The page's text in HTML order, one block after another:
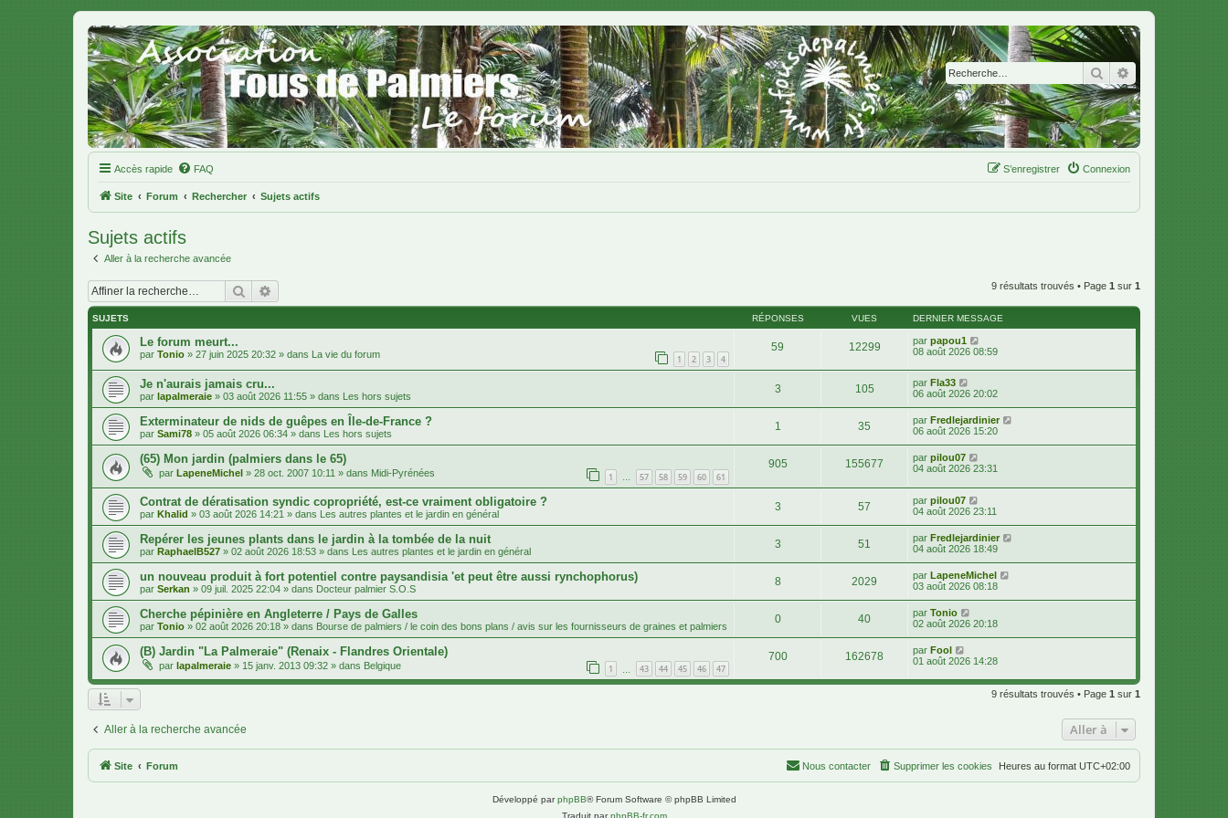
Rechercher
Accès rapide FAQ Connexion
S’enregistrer
Site Forum Rechercher Sujets actifs
Sujets actifs
Aller à la recherche avancée
Rechercher 9 résultats trouvés • Page 1 sur 1
SUJETS RÉPONSES VUES DERNIER MESSAGE
Le forum meurt...
par Tonio » 27 juin 2025 20:32 » dans La vie du forum 1 2 3 4
59 12299 par papou1
08 août 2026 08:59
Je n'aurais jamais cru...
par lapalmeraie » 03 août 2026 11:55 » dans Les hors sujets
3 105 par Fla33
06 août 2026 20:02
Exterminateur de nids de guêpes en Île-de-France ?
par Sami78 » 05 août 2026 06:34 » dans Les hors sujets
1 35 par Fredlejardinier
06 août 2026 15:20
(65) Mon jardin (palmiers dans le 65)
par LapeneMichel » 28 oct. 2007 10:11 » dans Midi-Pyrénées 1 … 57 58 59 60 61
905 155677 par pilou07
04 août 2026 23:31
Contrat de dératisation syndic copropriété, est-ce vraiment obligatoire ?
par Khalid » 03 août 2026 14:21 » dans Les autres plantes et le jardin en général
3 57 par pilou07
04 août 2026 23:11
Repérer les jeunes plants dans le jardin à la tombée de la nuit
par RaphaelB527 » 02 août 2026 18:53 » dans Les autres plantes et le jardin en général
3 51 par Fredlejardinier
04 août 2026 18:49
un nouveau produit à fort potentiel contre paysandisia 'et peut être aussi rynchophorus)
par Serkan » 09 juil. 2025 22:04 » dans Docteur palmier S.O.S
8 2029 par LapeneMichel
03 août 2026 08:18
Cherche pépinière en Angleterre / Pays de Galles
par Tonio » 02 août 2026 20:18 » dans Bourse de palmiers / le coin des bons plans / avis sur les fournisseurs de graines et palmiers
0 40 par Tonio
02 août 2026 20:18
(B) Jardin "La Palmeraie" (Renaix - Flandres Orientale)
par lapalmeraie » 15 janv. 2013 09:32 » dans Belgique 1 43 44 45 46 47
700 162678 par Fool
01 août 2026 14:28
9 résultats trouvés • Page 1 sur 1
Aller à la recherche avancée Aller à
Site Forum Heures au format UTC+02:00
Supprimer les cookies
Nous contacter
Développé parphpBB® Forum Software © phpBB Limited